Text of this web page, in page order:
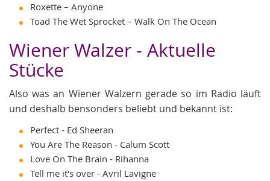
Roxette – Anyone
Toad The Wet Sprocket – Walk On The Ocean
Wiener Walzer - Aktuelle
Stücke
Also was an Wiener Walzern gerade so im Radio läuft
und deshalb bensonders beliebt und bekannt ist:
Perfect - Ed Sheeran
You Are The Reason - Calum Scott
Love On The Brain - Rihanna
Tell me it's over - Avril Lavigne